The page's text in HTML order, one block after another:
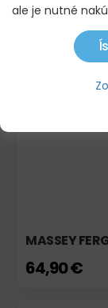
MASSEY
64,90 €
ale je nutné